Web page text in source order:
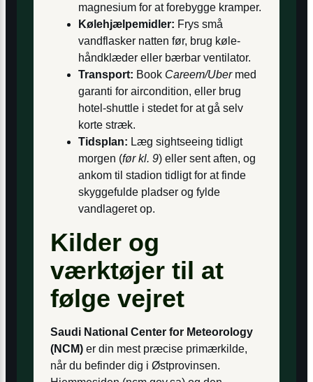
magnesium for at forebygge kramper.
Kølehjælpemidler: Frys små
vandflasker natten før, brug køle­
håndklæder eller bærbar ventilator.
Transport: Book Careem/Ubermed
garanti for aircondition, eller brug
hotel-shuttle i stedet for at gå selv
korte stræk.
Tidsplan: Læg sight­seeing tidligt
morgen (før kl. 9) eller sent aften, og
ankom til stadion tidligt for at finde
skyggefulde pladser og fylde
vandlageret op.
Kilder og
værktøjer til at
følge vejret
Saudi National Center for Meteorology
(NCM) er din mest præcise primærkilde,
når du befinder dig i Østprovinsen.